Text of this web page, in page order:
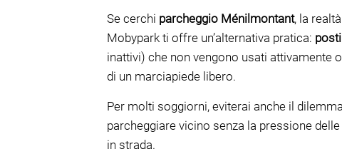
Se cerchi parcheggio Ménilmontant, la
Mobypark ti offre un’alternativa pratica:
inattivi) che non vengono usati attivamente
di un marciapiede libero.
Per molti soggiorni, eviterai anche il
parcheggiare vicino senza la pressione
in strada.